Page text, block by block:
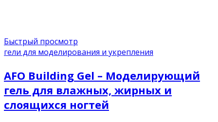
Быстрый просмотр
гели для моделирования и укрепления
AFO Building Gel – Моделирующий
гель для влажных, жирных и
слоящихся ногтей